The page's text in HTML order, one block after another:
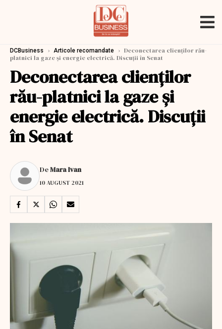
DCBusiness › Articole recomandate › Deconectarea clienţilor rău-
platnici la gaze şi energie electrică. Discuții în Senat
Deconectarea clienţilor
rău-platnici la gaze şi
energie electrică. Discuții
în Senat
DeMara Ivan
10 AUGUST 2021